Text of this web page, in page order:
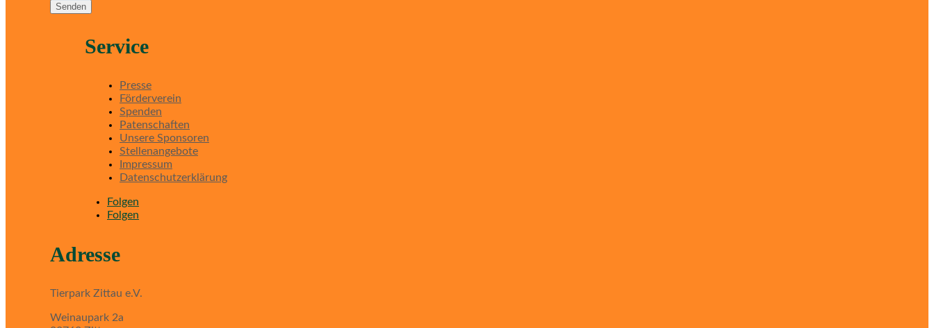
Senden
Service
Presse
Förderverein
Spenden
Patenschaften
Unsere Sponsoren
Stellenangebote
Impressum
Datenschutzerklärung
Folgen
Folgen
Adresse
Tierpark Zittau e.V.
Weinaupark 2a